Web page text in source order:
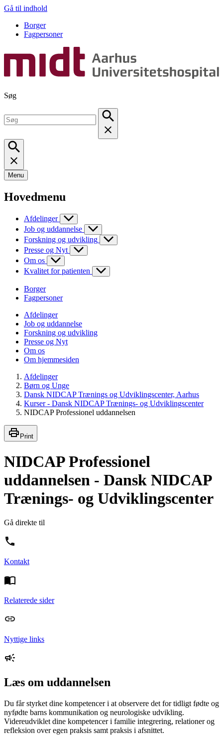
Gå til indhold
Borger
Fagpersoner
Søg
Menu
Hovedmenu
Afdelinger
Job og uddannelse
Forskning og udvikling
Presse og Nyt
Om os
Kvalitet for patienten
Borger
Fagpersoner
Afdelinger
Job og uddannelse
Forskning og udvikling
Presse og Nyt
Om os
Om hjemmesiden
Afdelinger
Børn og Unge
Dansk NIDCAP Trænings og Udviklingscenter, Aarhus
Kurser - Dansk NIDCAP Trænings- og Udviklingscenter
NIDCAP Professionel uddannelsen
Print
NIDCAP Professionel
uddannelsen - Dansk NIDCAP
Trænings- og Udviklingscenter
Gå direkte til
Kontakt
Relaterede sider
Nyttige links
Læs om uddannelsen
Du får styrket dine kompetencer i at observere det for tidligt fødte og
nyfødte barns kommunikation og neurologiske udvikling.
Videreudviklet dine kompetencer i familie integrering, relationer og
refleksion over egen praksis samt praksis i afsnittet.